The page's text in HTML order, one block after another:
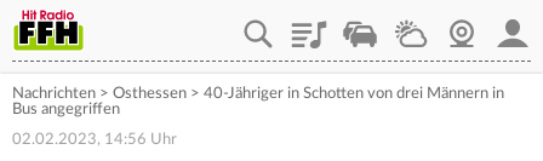
PlaylistStaupilotWetterWebcam
Nachrichten > Osthessen > 40-Jähriger in Schotten von drei Männern in
Bus angegriffen
02.02.2023, 14:56 Uhr